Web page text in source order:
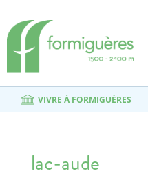
VIVRE À FORMIGUÈRES
lac-aude